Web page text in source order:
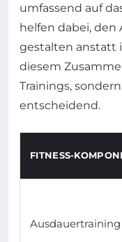
umfassend auf
helfen dabei, den
gestalten anstatt
diesem
Trainings,
entscheidend.
FITNESS-
Ausdauertraining